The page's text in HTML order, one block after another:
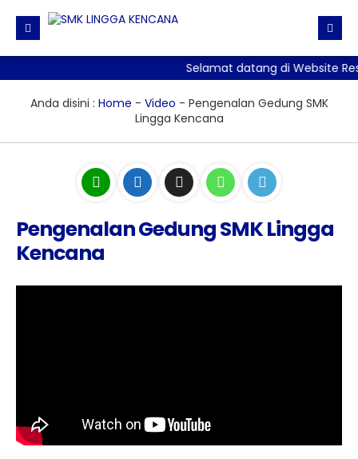
Direktori
Pengumuman
Editorial
Blog Guru
Galeri Photo
Galeri Video
Ekskul
Download
Materi + Tugas
Selamat datang di Website
Anda disini : Home - Video - Pengenalan Gedung SMK
Lingga Kencana
Pengenalan Gedung SMK Lingga
Kencana